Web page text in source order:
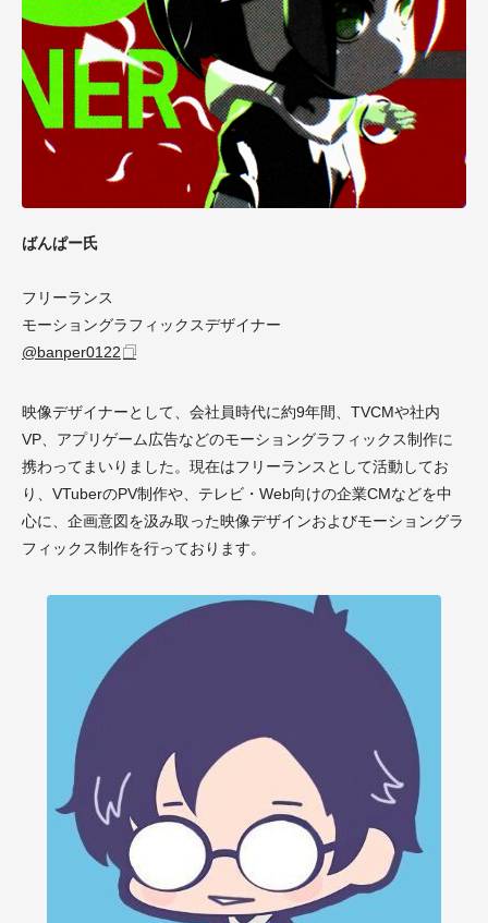
ばんぱー氏
フリーランス
モーショングラフィックスデザイナー
@banper0122
映像デザイナーとして、会社員時代に約9年間、TVCMや社内
VP、アプリゲーム広告などのモーショングラフィックス制作に
携わってまいりました。現在はフリーランスとして活動してお
り、VTuberのPV制作や、テレビ・Web向けの企業CMなどを中
心に、企画意図を汲み取った映像デザインおよびモーショングラ
フィックス制作を行っております。